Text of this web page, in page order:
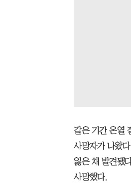
같은 기간 온열
사망자가 나왔
잃은 채 발견됐
사망했다.